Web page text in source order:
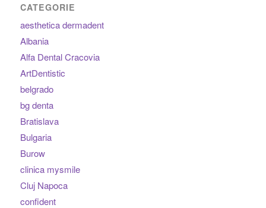
CATEGORIE
aesthetica dermadent
Albania
Alfa Dental Cracovia
ArtDentistic
belgrado
bg denta
Bratislava
Bulgaria
Burow
clinica mysmile
Cluj Napoca
confident